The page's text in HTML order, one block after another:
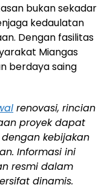
bukan sekadar
kedaulatan
Dengan fasilitas
Miangas
berdaya saing
renovasi, rincian
proyek dapat
kebijakan
Informasi ini
resmi dalam
dinamis.